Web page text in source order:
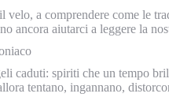
a comprendere come le
ancora aiutarci a leggere la
caduti: spiriti che un tempo
tentano, ingannano,